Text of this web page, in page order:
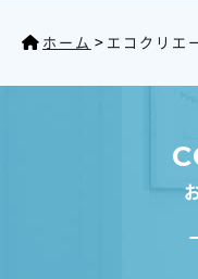
ホーム > エコクリエ